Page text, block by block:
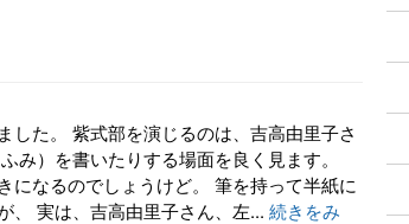
した。 紫式部を演じるのは、吉高由里子さ
み）を書いたりする場面を良く見ます。
になるのでしょうけど。 筆を持って半紙に
、 実は、吉高由里子さん、左... 続きをみ